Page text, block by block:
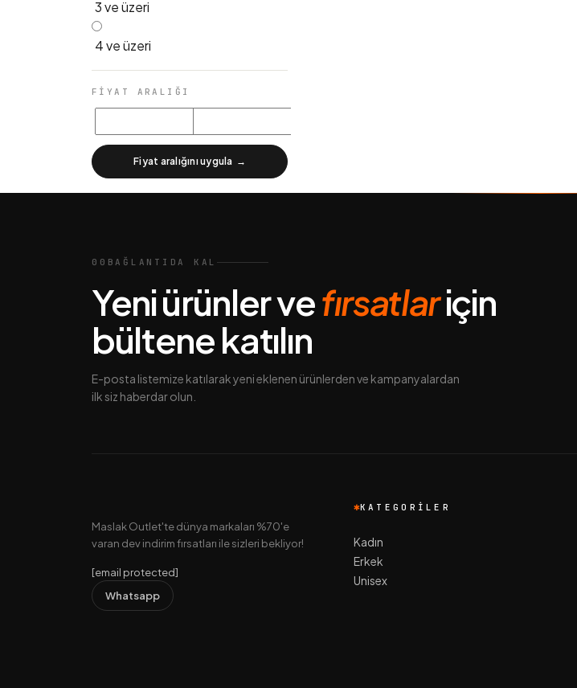
3 ve üzeri
4 ve üzeri
FIYAT ARALIĞI
Fiyat aralığını uygula →
00 BAĞLANTIDA KAL
Yeni ürünler vefırsatlariçin
bültene katılın
E-posta listemize katılarak yeni eklenen ürünlerden ve kampanyalardan
ilk siz haberdar olun.
Maslak Outlet'te dünya markaları %70'e
varan dev indirim fırsatları ile sizleri bekliyor!
[email protected]
Whatsapp
KATEGORILER
Kadın
Erkek
Unisex